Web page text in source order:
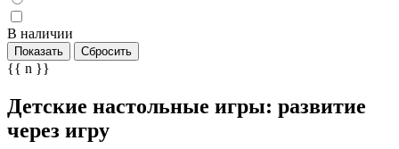
В наличии
Показать Сбросить
{{ n }}
Детские настольные игры: развитие
через игру